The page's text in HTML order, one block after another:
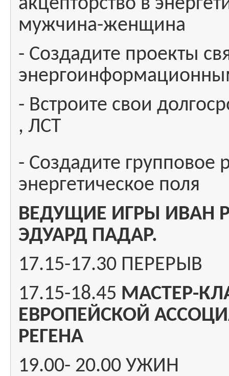
акцепторство в
мужчина-женщина
- Создадите проекты
- Встроите свои
, ЛСТ
- Создадите групповое
энергетическое поля
ВЕДУЩИЕ ИГРЫ ИВАН
ЭДУАРД ПАДАР.
17.15-17.30 ПЕРЕРЫВ
17.15-18.45 МАСТЕР-
ЕВРОПЕЙСКОЙ
РЕГЕНА
19.00- 20.00 УЖИН